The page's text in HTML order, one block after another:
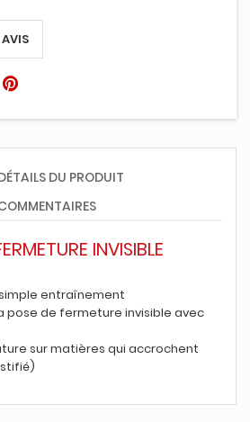
DU PRODUIT
INVISIBLE
entraînement
pose de fermeture invisible avec
sur matières qui accrochent